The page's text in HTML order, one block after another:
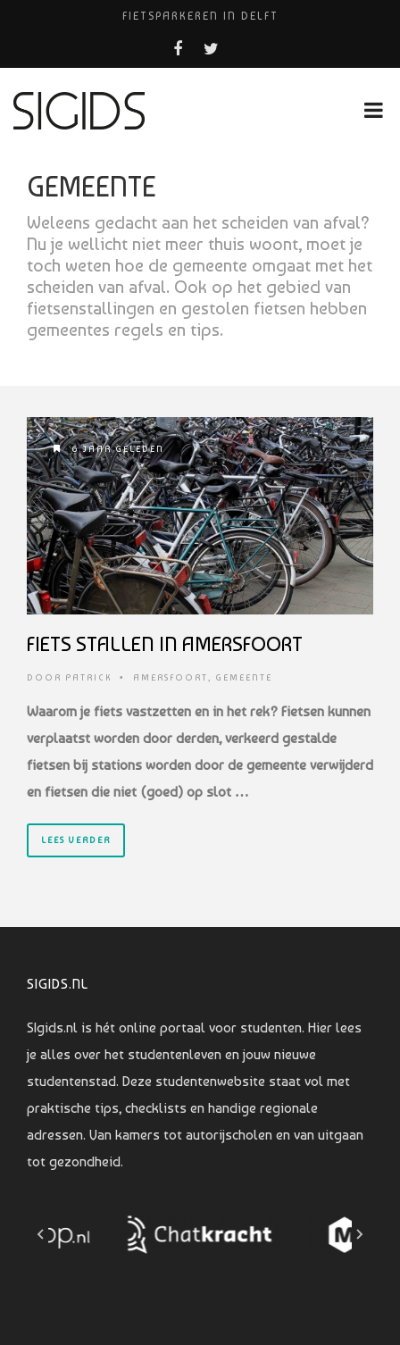
FIETSPARKEREN IN DELFT
PIZZERIA POMPEÏ ￼
BELEEF DE MAGIE VAN FILM BIJ KINEPOLIS
GEMEENTE
Weleens gedacht aan het scheiden van afval?
Nu je wellicht niet meer thuis woont, moet je
toch weten hoe de gemeente omgaat met het
scheiden van afval. Ook op het gebied van
fietsenstallingen en gestolen fietsen hebben
gemeentes regels en tips.
6 JAAR GELEDEN
FIETS STALLEN IN AMERSFOORT
DOOR PATRICK • AMERSFOORT, GEMEENTE
Waarom je fiets vastzetten en in het rek? Fietsen kunnen
verplaatst worden door derden, verkeerd gestalde
fietsen bij stations worden door de gemeente verwijderd
en fietsen die niet (goed) op slot …
LEES VERDER
SIGIDS.NL
SIgids.nl is hét online portaal voor studenten. Hier lees
je alles over het studentenleven en jouw nieuwe
studentenstad. Deze studentenwebsite staat vol met
praktische tips, checklists en handige regionale
adressen. Van kamers tot autorijscholen en van uitgaan
tot gezondheid.